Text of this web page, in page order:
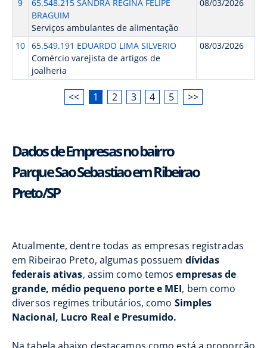
9
65.548.215 SANDRA REGINA FELIPE
BRAGUIM
Serviços ambulantes de alimentação
08/03/2026
10 65.549.191 EDUARDO LIMA SILVERIO
Comércio varejista de artigos de
joalheria
08/03/2026
<< 1 2 3 4 5 >>
Dados de Empresas no bairro
Parque Sao Sebastiao em Ribeirao
Preto/SP
Atualmente, dentre todas as empresas registradas
em Ribeirao Preto, algumas possuem dívidas
federais ativas, assim como temosempresas de
grande, médio pequeno porte e MEI, bem como
diversos regimes tributários, como Simples
Nacional, Lucro Real e Presumido.